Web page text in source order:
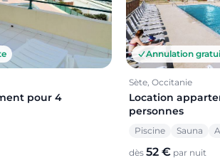
pour 4
Annulation
Sète, Occitanie
Location
personnes
Piscine Sauna
dès 52 € par nuit